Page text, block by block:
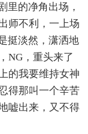
里的净角出场，
师不利，一上场
挺淡然，潇洒地
NG，重头来了
的我要维持女神
得那叫一个辛苦
嘘出来，又不得